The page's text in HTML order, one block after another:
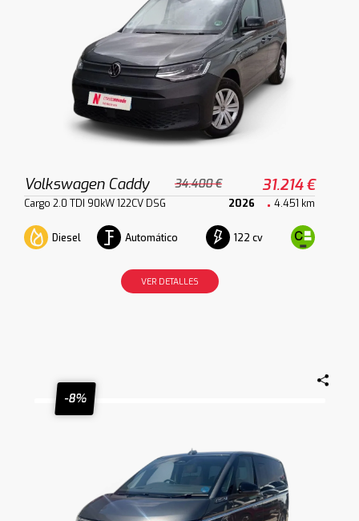
Volkswagen Caddy 34.400 € 31.214 €
Cargo 2.0 TDI 90kW 122CV DSG 2026 4.451 km
Diesel Automático 122 cv
VER DETALLES
-8%